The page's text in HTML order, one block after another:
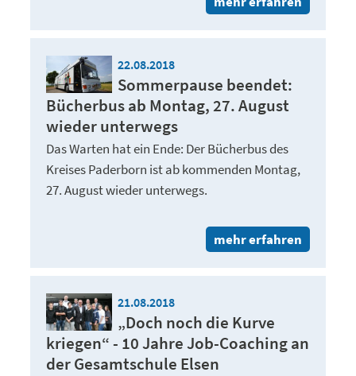
22.08.2018
Sommerpause beendet:
Bücherbus ab Montag, 27. August
wieder unterwegs
Das Warten hat ein Ende: Der Bücherbus des
Kreises Paderborn ist ab kommenden Montag,
27. August wieder unterwegs.
mehr erfahren
21.08.2018
„Doch noch die Kurve
kriegen“ - 10 Jahre Job-Coaching an
der Gesamtschule Elsen